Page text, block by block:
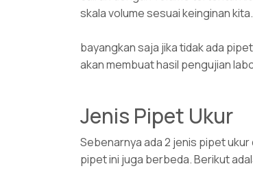
skala volume sesuai keinginan kita.
bayangkan saja jika tidak ada
akan membuat hasil pengujian
Jenis Pipet Ukur
Sebenarnya ada 2 jenis pipet
pipet ini juga berbeda. Berikut